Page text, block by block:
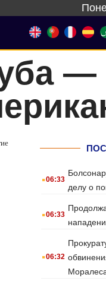
—
.06:33
делу о
.06:33
.06:32